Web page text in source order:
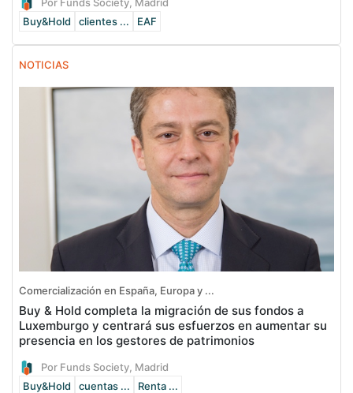
Buy&Hold
clientes ... EAF
NOTICIAS
Comercialización en España, Europa y ...
Buy & Hold completa la migración de sus fondos a
Luxemburgo y centrará sus esfuerzos en aumentar su
presencia en los gestores de patrimonios
Por Funds Society, Madrid
Buy&Hold
cuentas ... Renta ...